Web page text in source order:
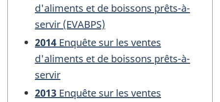
d'aliments et de boissons prêts-à-
servir (EVABPS)
2014 Enquête sur les ventes
d'aliments et de boissons prêts-à-
servir
2013 Enquête sur les ventes